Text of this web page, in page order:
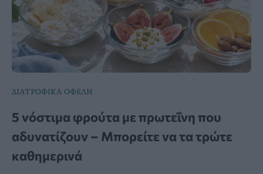
ΔΙΑΤΡΟΦΙΚΑ ΟΦΕΛΗ
5 νόστιμα φρούτα με πρωτεΐνη που
αδυνατίζουν – Μπορείτε να τα τρώτε
καθημερινά